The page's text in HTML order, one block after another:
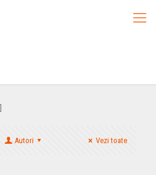
Autori Vezi toate